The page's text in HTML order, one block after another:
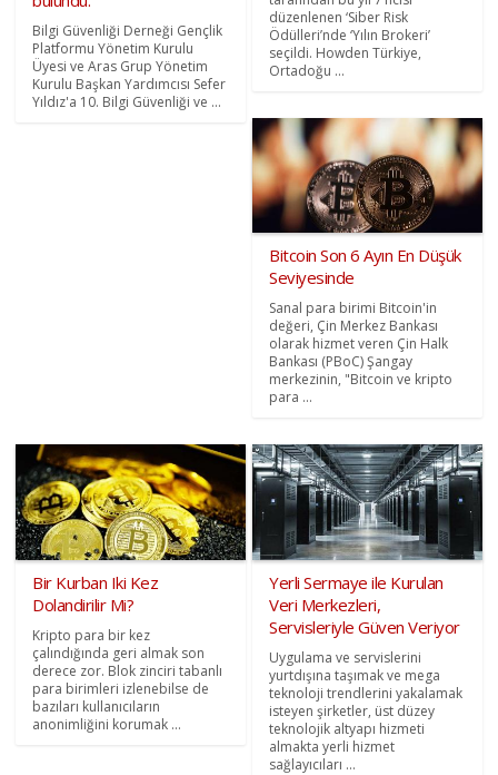
Bilgi Güvenliği Derneği Gençlik
Platformu Yönetim Kurulu
Üyesi ve Aras Grup Yönetim
Kurulu Başkan Yardımcısı Sefer
Yıldız'a 10. Bilgi Güvenliği ve ...
düzenlenen ‘Siber Risk
Ödülleri’nde ‘Yılın Brokeri’
seçildi. Howden Türkiye,
Ortadoğu ...
Bitcoin Son 6 Ayın En Düşük
Seviyesinde
Sanal para birimi Bitcoin'in
değeri, Çin Merkez Bankası
olarak hizmet veren Çin Halk
Bankası (PBoC) Şangay
merkezinin, "Bitcoin ve kripto
para ...
Bir Kurban Iki Kez
Dolandirilir Mi?
Kripto para bir kez
çalındığında geri almak son
derece zor. Blok zinciri tabanlı
para birimleri izlenebilse de
bazıları kullanıcıların
anonimliğini korumak ...
Yerli Sermaye ile Kurulan
Veri Merkezleri,
Servisleriyle Güven Veriyor
Uygulama ve servislerini
yurtdışına taşımak ve mega
teknoloji trendlerini yakalamak
isteyen şirketler, üst düzey
teknolojik altyapı hizmeti
almakta yerli hizmet
sağlayıcıları ...